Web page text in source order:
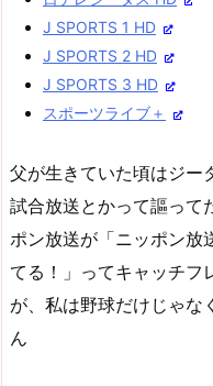
J SPORTS 1 HD
J SPORTS 2 HD
J SPORTS 3 HD
スポーツライブ＋
父が生きていた頃はジー
試合放送とかって謳って
ポン放送が「ニッポン放
てる！」ってキャッチフ
が、私は野球だけじゃな
ん